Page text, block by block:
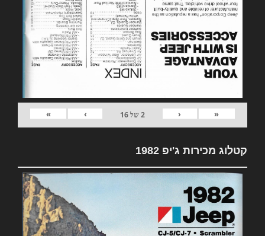
«
‹
2של16
›
»
קטלוג מכירות ג'יפ 1982